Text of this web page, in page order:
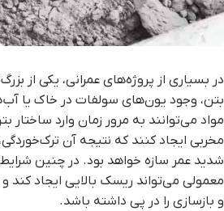
در بسیاری از پروژه‌های عمرانی، یکی از
بتن، وجود یون‌های سولفات در خاک یا
مواد می‌توانند به مرور زمان وارد
مخربی ایجاد کنند که نتیجه آن
شدید عمر سازه خواهد بود. در چنین
معمولی می‌تواند ریسک بالایی ایجاد کند
و بازسازی را در پی داشته باشد.